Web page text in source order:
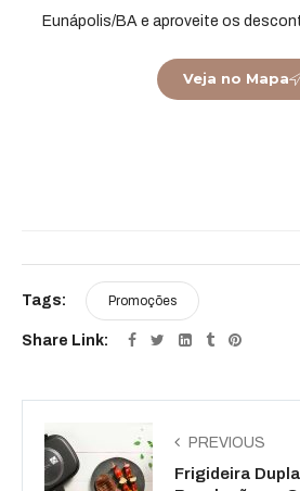
Eunápolis/BA e aproveite os
Veja no Mapa
Tags: Promoções
Share Link:
PREVIOUS
Frigideira